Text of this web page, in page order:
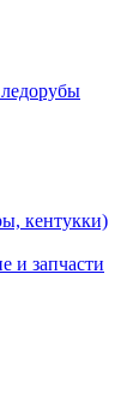
кентукки)
и запчасти